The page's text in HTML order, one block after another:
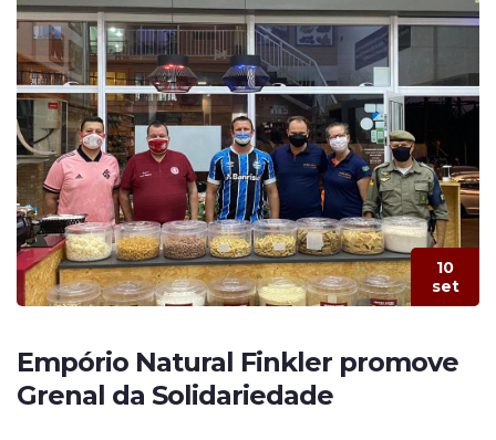
10
set
Empório Natural Finkler promove
Grenal da Solidariedade